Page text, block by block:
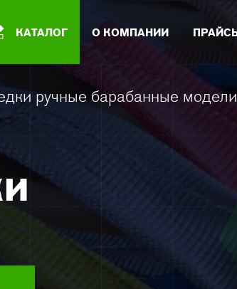
КАТАЛОГ О КОМПАНИИ
ручные барабанные